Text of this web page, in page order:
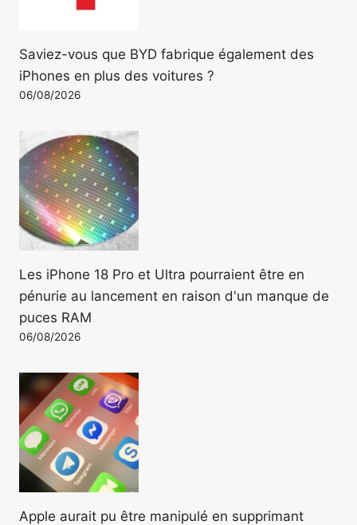
Saviez-vous que BYD fabrique également des
iPhones en plus des voitures ?
06/08/2026
Les iPhone 18 Pro et Ultra pourraient être en
pénurie au lancement en raison d'un manque de
puces RAM
06/08/2026
Apple aurait pu être manipulé en supprimant